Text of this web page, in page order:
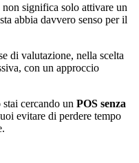
significa solo attivare un
abbia davvero senso per il
di valutazione, nella scelta
con un approccio
cercando un POS senza
evitare di perdere tempo